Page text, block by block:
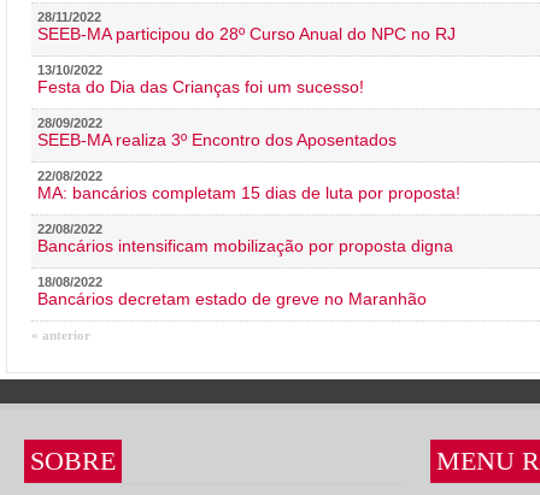
28/11/2022
SEEB-MA participou do 28º Curso Anual do NPC no RJ
13/10/2022
Festa do Dia das Crianças foi um sucesso!
28/09/2022
SEEB-MA realiza 3º Encontro dos Aposentados
22/08/2022
MA: bancários completam 15 dias de luta por proposta!
22/08/2022
Bancários intensificam mobilização por proposta digna
18/08/2022
Bancários decretam estado de greve no Maranhão
« anterior
SOBRE MENU